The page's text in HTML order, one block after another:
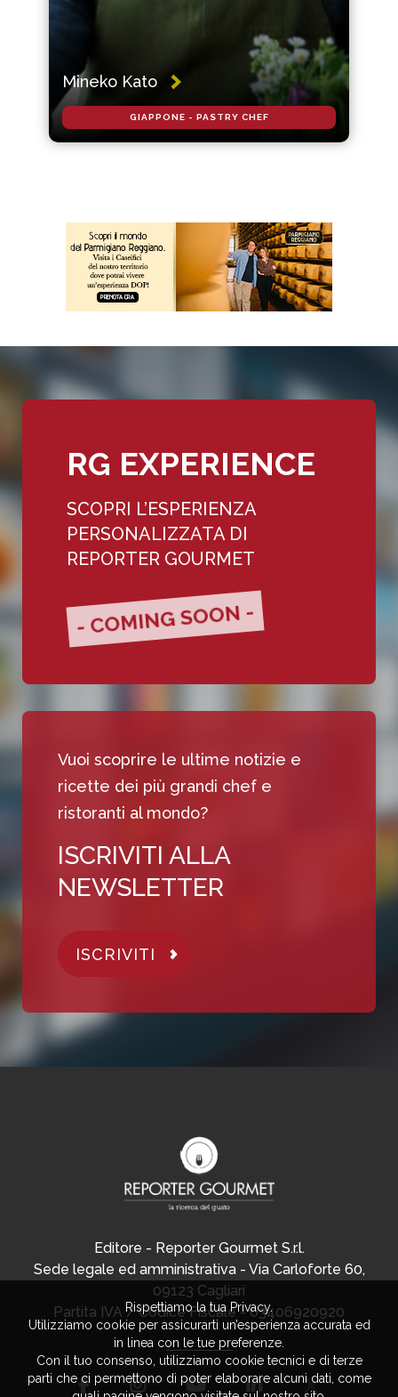
Mineko Kato
GIAPPONE - PASTRY CHEF
RG EXPERIENCE
SCOPRI L’ESPERIENZA
PERSONALIZZATA DI
REPORTER GOURMET
- COMING SOON -
Vuoi scoprire le ultime notizie e
ricette dei più grandi chef e
ristoranti al mondo?
ISCRIVITI ALLA
NEWSLETTER
ISCRIVITI
Editore - Reporter Gourmet S.r.l.
Sede legale ed amministrativa - Via Carloforte 60,
09123 Cagliari
Partita IVA / Codice Fiscale - 03406920920
Rispettiamo la tua Privacy.
Utilizziamo cookie per assicurarti un’esperienza accurata ed
in linea con le tue preferenze.
Con il tuo consenso, utilizziamo cookie tecnici e di terze
parti che ci permettono di poter elaborare alcuni dati, come